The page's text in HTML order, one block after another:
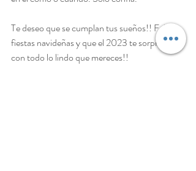
Te deseo que se cumplan tus sueños!! Felices
fiestas navideñas y que el 2023 te sorprenda
con todo lo lindo que mereces!!